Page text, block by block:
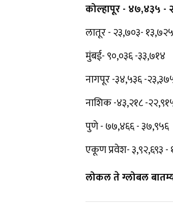
कोल्हापूर - ४७,४३५ -
लातूर - २३,७०३- १३,७२५
मुंबई- ९०,०३६ -३३,७१४
नागपूर -३४,५३६ -
नाशिक -४३,२१८ -
पुणे - ७७,४६६ - ३७,९५६
एकूण प्रवेश- ३,९२,६९३ -
लोकल ते ग्लोबल